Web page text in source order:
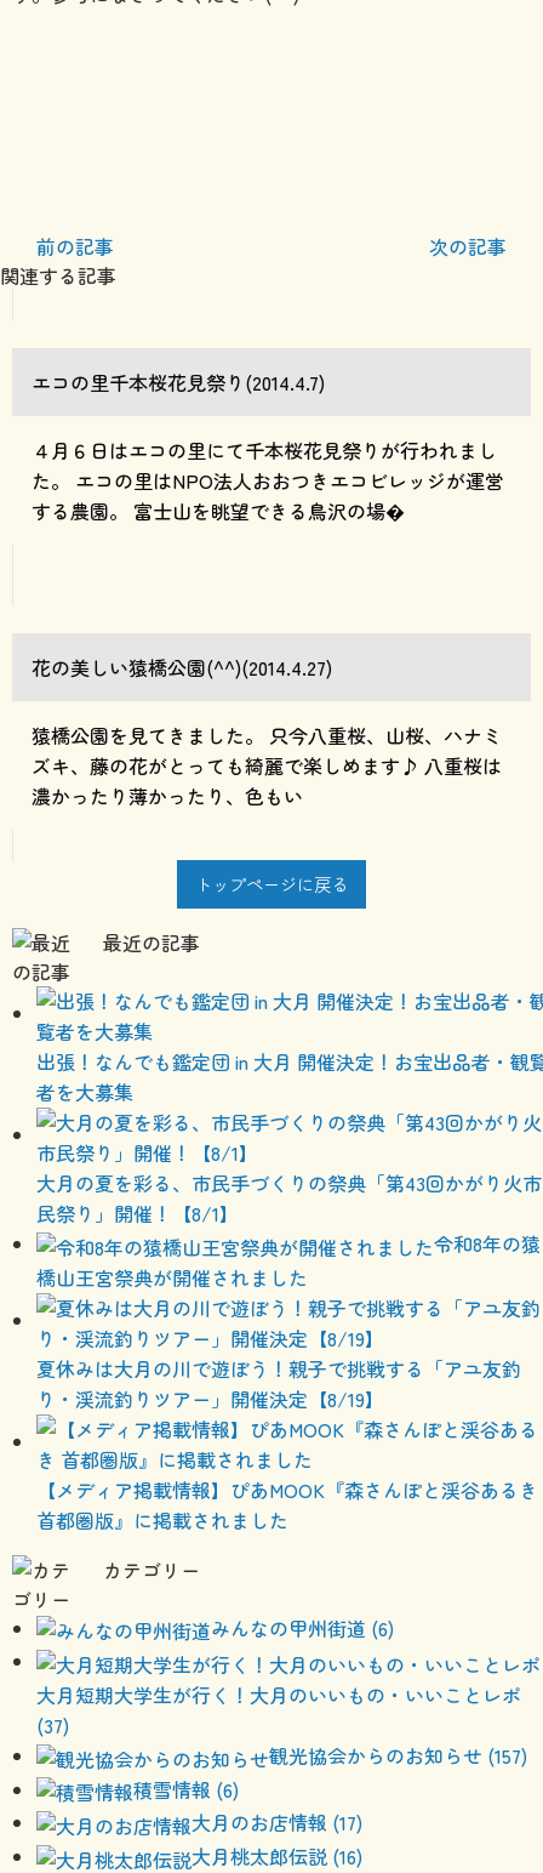
前の記事
次の記事
関連する記事
エコの里千本桜花見祭り(2014.4.7)
４月６日はエコの里にて千本桜花見祭りが行われまし
た。 エコの里はNPO法人おおつきエコビレッジが運営
する農園。 富士山を眺望できる鳥沢の場�
花の美しい猿橋公園(^^)(2014.4.27)
猿橋公園を見てきました。 只今八重桜、山桜、ハナミ
ズキ、藤の花がとっても綺麗で楽しめます♪ 八重桜は
濃かったり薄かったり、色もい
トップページに戻る
最近の記事
出張！なんでも鑑定団 in 大月 開催決定！お宝出品者・観
者を大募集
大月の夏を彩る、市民手づくりの祭典「第43回かがり火市
民祭り」開催！【8/1】
令和8年の猿
橋山王宮祭典が開催されました
夏休みは大月の川で遊ぼう！親子で挑戦する「アユ友釣
り・渓流釣りツアー」開催決定【8/19】
【メディア掲載情報】ぴあMOOK『森さんぽと渓谷あるき
首都圏版』に掲載されました
カテゴリー
みんなの甲州街道 (6)
大月短期大学生が行く！大月のいいもの・いいことレポ
(37)
観光協会からのお知らせ (157)
積雪情報 (6)
大月のお店情報 (17)
大月桃太郎伝説 (16)